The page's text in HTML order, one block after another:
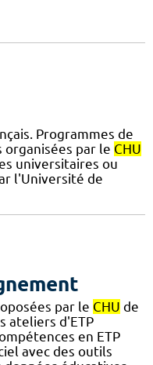
Programmes de
par le CHU
universitaires ou
l'Université de
par le CHU de
ateliers d'ETP
en ETP
avec des outils